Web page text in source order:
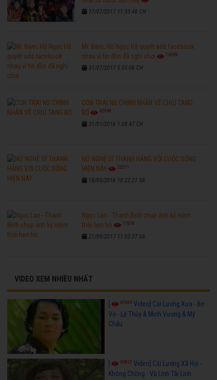
17/07/2017 11:33:48 CH
Mr. Đàm, Hồ Ngọc Hà quyết add facebook
nhau vì tin đồn đã nghỉ chơi
76298
31/07/2017 5:03:06 CH
CON TRAI NS CHINH NHẪN VỀ CHỊU TANG
BỐ
42968
31/01/2016 1:08:47 CH
NỮ NGHỆ SĨ THANH HẰNG VỚI CUỘC SỐNG
HIỆN NAY
32571
18/05/2016 10:22:21 SA
Ngọc Lan - Thanh Bình chụp ảnh kỷ niệm
thời hẹn hò
17818
21/09/2017 11:02:37 SA
VIDEO XEM NHIỀU NHẤT
67084 Video] Cải Lương Xưa - Bơ
Vơ - Lệ Thủy & Minh Vương & Mỹ
Châu
50837 Video] Cải Lương Xã Hội -
Không Chồng - Vũ Linh Tài Linh